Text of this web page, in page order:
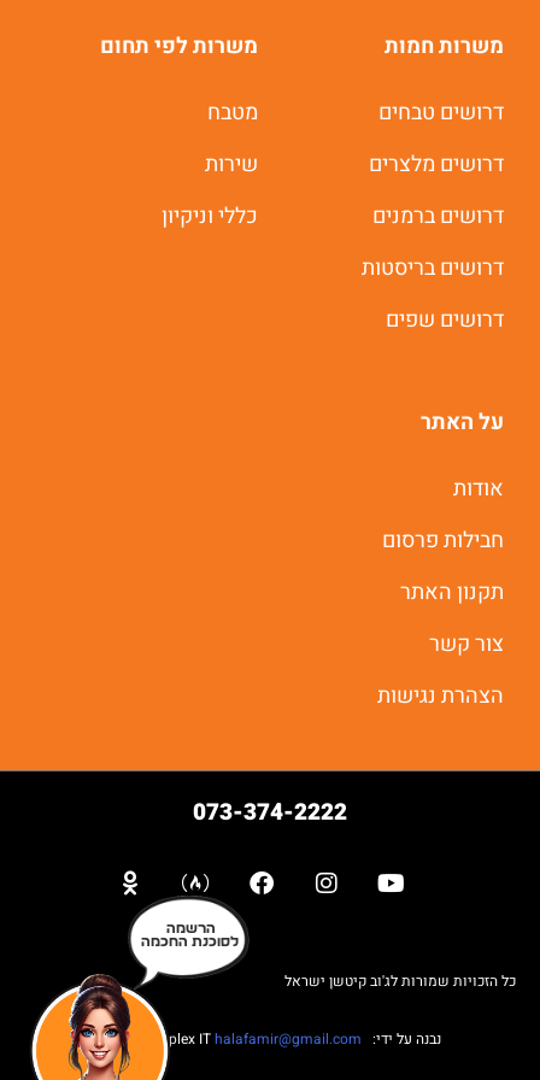
משרות חמות
דרושים טבחים
דרושים מלצרים
דרושים ברמנים
דרושים בריסטות
דרושים שפים
משרות לפי תחום
מטבח
שירות
כללי וניקיון
על האתר
אודות
חבילות פרסום
תקנון האתר
צור קשר
הצהרת נגישות
073-374-2222
כל הזכויות שמורות לג'וב קיטשן ישראל
נבנה על ידי: Web complex IT halafamir@gmail.com
הרשמה
לסוכנת החכמה